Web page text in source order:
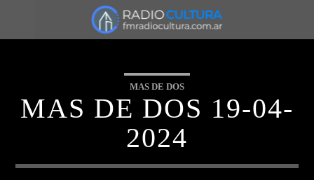
MAS DE DOS
MAS DE DOS 19-04-
2024